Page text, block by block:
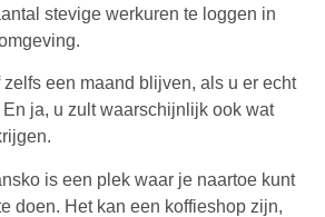
stevige werkuren te loggen in
een maand blijven, als u er echt
ja, u zult waarschijnlijk ook wat
is een plek waar je naartoe kunt
doen. Het kan een koffieshop zijn,